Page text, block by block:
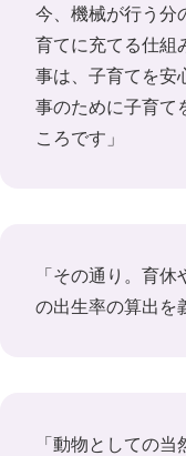
今、機械が行う分
育てに充てる仕組
事は、子育てを安
事のために子育て
ころです」
「その通り。育
の出生率の算出を
「動物としての